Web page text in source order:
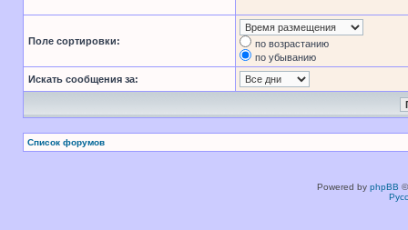
Поле сортировки:
по возрастанию
по убыванию
Искать сообщения за:
Список форумов
Powered by phpBB